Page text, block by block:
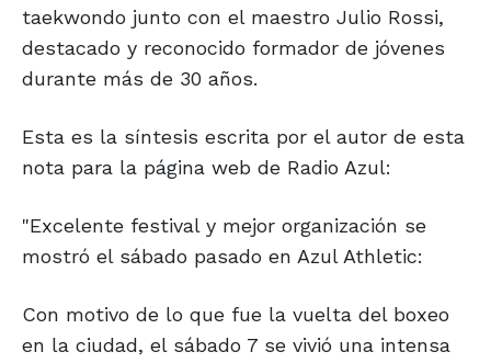
taekwondo junto con el maestro Julio Rossi,
destacado y reconocido formador de jóvenes
durante más de 30 años.
Esta es la síntesis escrita por el autor de esta
nota para la página web de Radio Azul:
"Excelente festival y mejor organización se
mostró el sábado pasado en Azul Athletic:
Con motivo de lo que fue la vuelta del boxeo
en la ciudad, el sábado 7 se vivió una intensa